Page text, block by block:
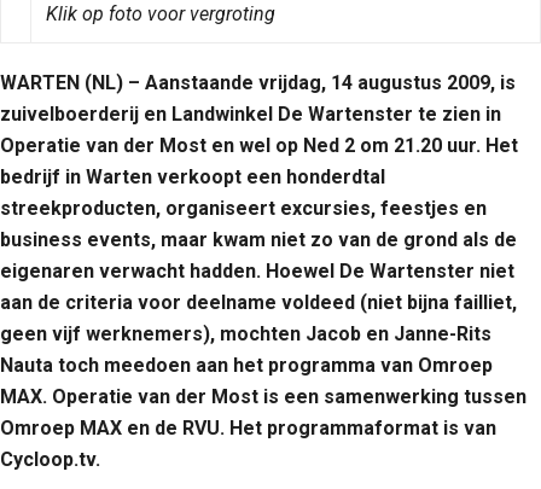
Klik op foto voor vergroting
WARTEN (NL) – Aanstaande vrijdag, 14 augustus 2009, is
zuivelboerderij en Landwinkel De Wartenster te zien in
Operatie van der Most en wel op Ned 2 om 21.20 uur. Het
bedrijf in Warten verkoopt een honderdtal
streekproducten, organiseert excursies, feestjes en
business events, maar kwam niet zo van de grond als de
eigenaren verwacht hadden. Hoewel De Wartenster niet
aan de criteria voor deelname voldeed (niet bijna failliet,
geen vijf werknemers), mochten Jacob en Janne-Rits
Nauta toch meedoen aan het programma van Omroep
MAX. Operatie van der Most is een samenwerking tussen
Omroep MAX en de RVU. Het programmaformat is van
Cycloop.tv.